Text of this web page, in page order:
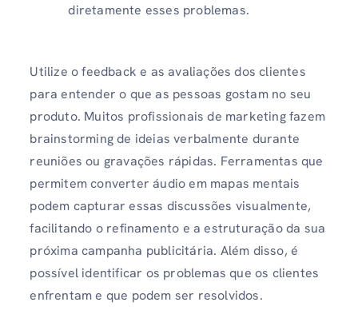
diretamente esses problemas.
Utilize o feedback e as avaliações dos clientes
para entender o que as pessoas gostam no seu
produto. Muitos profissionais de marketing fazem
brainstorming de ideias verbalmente durante
reuniões ou gravações rápidas. Ferramentas que
permitem converter áudio em mapas mentais
podem capturar essas discussões visualmente,
facilitando o refinamento e a estruturação da sua
próxima campanha publicitária. Além disso, é
possível identificar os problemas que os clientes
enfrentam e que podem ser resolvidos.